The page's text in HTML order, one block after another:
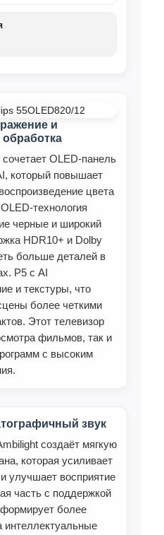
и
обработка
OLED-панель
который повышает
цвета
технология
черные и широкий
HDR10+ и Dolby
больше деталей в
P5 с AI
и текстуры, что
более четкими
Этот телевизор
фильмов, так и
с высоким
звук
создаёт мягкую
которая усиливает
улучшает восприятие
часть с поддержкой
более
интеллектуальные